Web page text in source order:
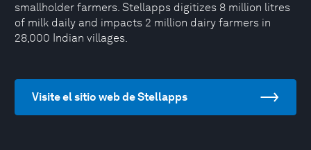
smallholder farmers. Stellapps digitizes 8 million litres
of milk daily and impacts 2 million dairy farmers in
28,000 Indian villages.
Visite el sitio web de Stellapps